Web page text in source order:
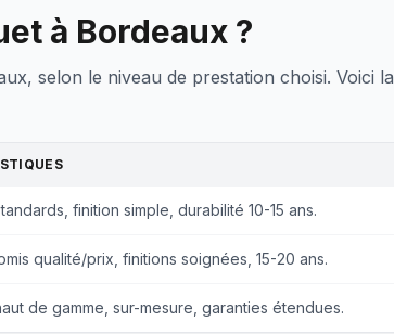
à Bordeaux ?
selon le niveau de prestation choisi. Voici la
finition simple, durabilité 10-15 ans.
qualité/prix, finitions soignées, 15-20 ans.
de gamme, sur-mesure, garanties étendues.